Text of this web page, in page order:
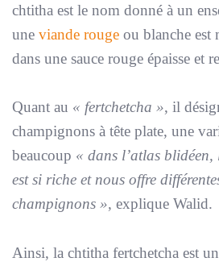
chtitha est le nom donné à un
une viande rouge ou blanche est
dans une sauce rouge épaisse et
Quant au « fertchetcha », il
champignons à tête plate, une
beaucoup « dans l’atlas
est si riche et nous offre
champignons », explique Walid.
Ainsi, la chtitha fertchetcha est